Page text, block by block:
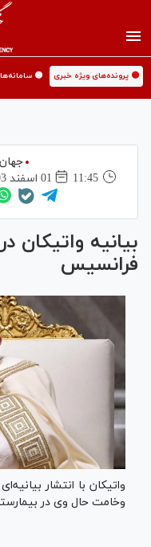
🟡 پرونده‌های ویژه خبری 🟡
جهان
11:45
01 اسفند 1403
بیانیه واتیکان
فرانسیس
واتیکان با انتشار
وخامت حال وی در